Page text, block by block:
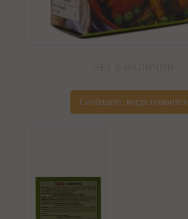
Сообщите, когда появится